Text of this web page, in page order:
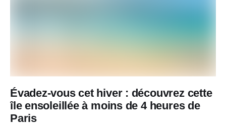
Évadez-vous cet hiver : découvrez cette
île ensoleillée à moins de 4 heures de
Paris